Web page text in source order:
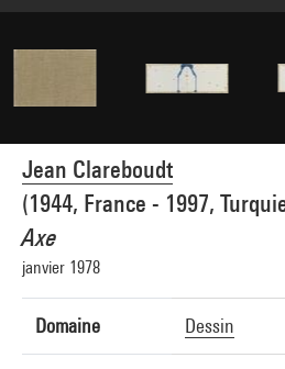
Jean Clareboudt
(1944, France - 1997,
Axe
janvier 1978
Domaine Dessin
Légende : Première de couverture
Crédit photographique : Centre Pompidou,